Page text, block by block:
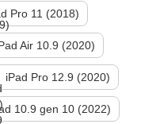
Pro 11 (2018)
Air 10.9 (2020)
iPad Pro 12.9 (2020)
10.9 gen 10 (2022)